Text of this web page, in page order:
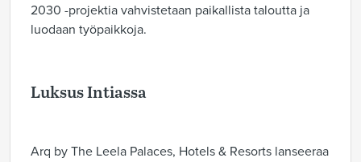
2030 -projektia vahvistetaan paikallista taloutta ja
luodaan työpaikkoja.
Luksus Intiassa
Arq by The Leela Palaces, Hotels & Resorts lanseeraa